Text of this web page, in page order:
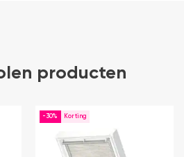
producten
-30%